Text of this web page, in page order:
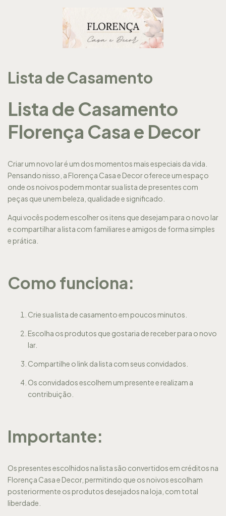
Lista de Casamento
Lista de Casamento
Florença Casa e Decor
Criar um novo lar é um dos momentos mais especiais da vida.
Pensando nisso, a Florença Casa e Decor oferece um espaço
onde os noivos podem montar sua lista de presentes com
peças que unem beleza, qualidade e significado.
Aqui vocês podem escolher os itens que desejam para o novo lar
e compartilhar a lista com familiares e amigos de forma simples
e prática.
Como funciona:
Crie sua lista de casamento em poucos minutos.
Escolha os produtos que gostaria de receber para o novo
lar.
Compartilhe o link da lista com seus convidados.
Os convidados escolhem um presente e realizam a
contribuição.
Importante:
Os presentes escolhidos na lista são convertidos em créditos na
Florença Casa e Decor, permitindo que os noivos escolham
posteriormente os produtos desejados na loja, com total
liberdade.